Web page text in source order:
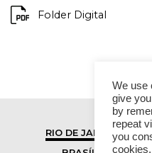
Folder Digital
RIO DE JANEIRO
We use
give
by
repeat
you